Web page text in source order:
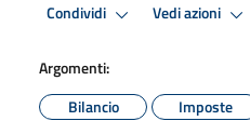
Condividi Vedi azioni
Argomenti:
Bilancio
Imposte